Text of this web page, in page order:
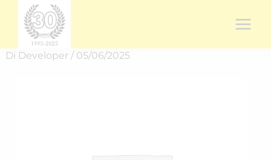
contenuto
Di Developer / 05/06/2025